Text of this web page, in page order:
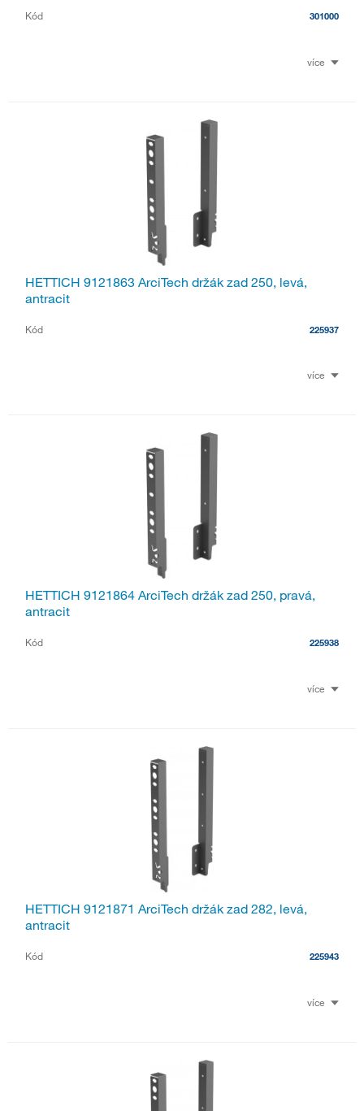
Kód 301000
více
HETTICH 9121863 ArciTech držák zad 250, levá,
antracit
Kód 225937
více
HETTICH 9121864 ArciTech držák zad 250, pravá,
antracit
Kód 225938
více
HETTICH 9121871 ArciTech držák zad 282, levá,
antracit
Kód 225943
více